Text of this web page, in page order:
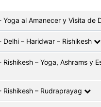
Yoga al Amanecer y Visita de
Delhi – Haridwar – Rishikesh
Rishikesh – Yoga, Ashrams y
Rishikesh – Rudraprayag